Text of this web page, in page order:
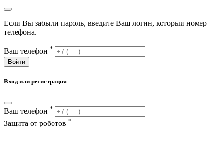
Если Вы забыли пароль, введите Ваш логин, который номер
телефона.
Ваш телефон *
Войти
Вход или регистрация
Ваш телефон *
Защита от роботов *